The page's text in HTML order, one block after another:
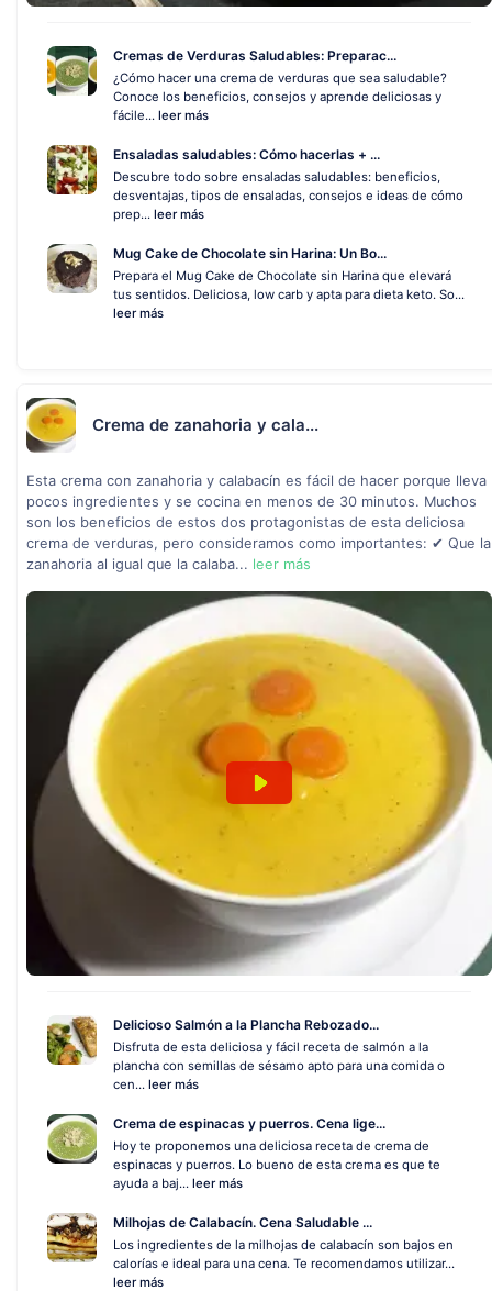
Cremas de Verduras Saludables: Preparac...
¿Cómo hacer una crema de verduras que sea saludable?
Conoce los beneficios, consejos y aprende deliciosas y
fácile... leer más
Ensaladas saludables: Cómo hacerlas + ...
Descubre todo sobre ensaladas saludables: beneficios,
desventajas, tipos de ensaladas, consejos e ideas de cómo
prep... leer más
Mug Cake de Chocolate sin Harina: Un Bo...
Prepara el Mug Cake de Chocolate sin Harina que elevará
tus sentidos. Deliciosa, low carb y apta para dieta keto. So...
leer más
Crema de zanahoria y cala...
Esta crema con zanahoria y calabacín es fácil de hacer porque lleva
pocos ingredientes y se cocina en menos de 30 minutos. Muchos
son los beneficios de estos dos protagonistas de esta deliciosa
crema de verduras, pero consideramos como importantes: ✔ Que la
zanahoria al igual que la calaba... leer más
Delicioso Salmón a la Plancha Rebozado...
Disfruta de esta deliciosa y fácil receta de salmón a la
plancha con semillas de sésamo apto para una comida o
cen... leer más
Crema de espinacas y puerros. Cena lige...
Hoy te proponemos una deliciosa receta de crema de
espinacas y puerros. Lo bueno de esta crema es que te
ayuda a baj... leer más
Milhojas de Calabacín. Cena Saludable ...
Los ingredientes de la milhojas de calabacín son bajos en
calorías e ideal para una cena. Te recomendamos utilizar...
leer más